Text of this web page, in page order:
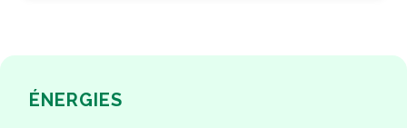
ÉNERGIES